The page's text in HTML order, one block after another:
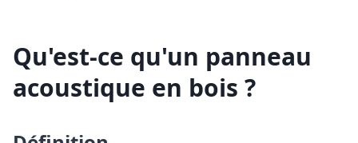
Qu'est-ce qu'un panneau
acoustique en bois ?